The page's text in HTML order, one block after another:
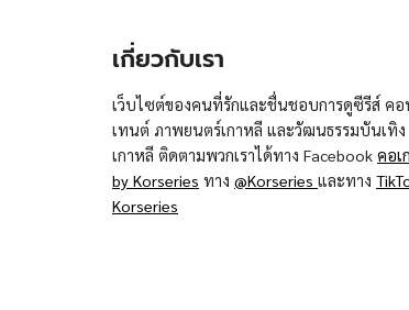
เกี่ยวกับเรา
เว็บไซต์ของคนที่รักและชื่นชอบการดูซีรีส์ คอ
เทนต์ ภาพยนตร์เกาหลี และวัฒนธรรมบันเทิง
เกาหลี ติดตามพวกเราได้ทาง Facebook คอเ
by Korseries ทาง @Korseries และทาง
Korseries